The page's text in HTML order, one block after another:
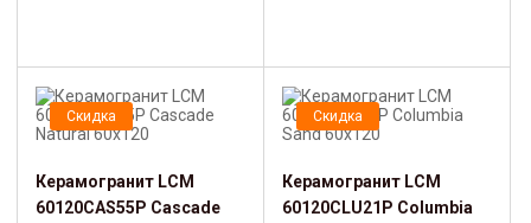
Скидка
Керамогранит LCM
60120CAS55P Cascade
Скидка
Керамогранит LCM
60120CLU21P Columbia